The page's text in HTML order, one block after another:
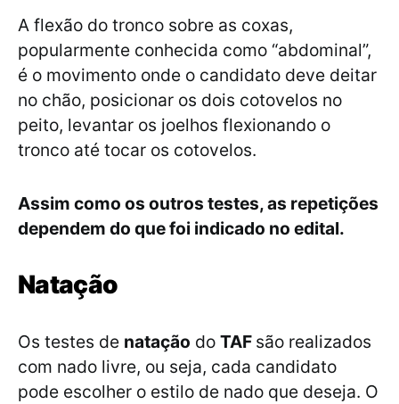
A flexão do tronco sobre as coxas,
popularmente conhecida como “abdominal”,
é o movimento onde o candidato deve deitar
no chão, posicionar os dois cotovelos no
peito, levantar os joelhos flexionando o
tronco até tocar os cotovelos.
Assim como os outros testes, as repetições
dependem do que foi indicado no edital.
Natação
Os testes de natação do TAF são realizados
com nado livre, ou seja, cada candidato
pode escolher o estilo de nado que deseja. O